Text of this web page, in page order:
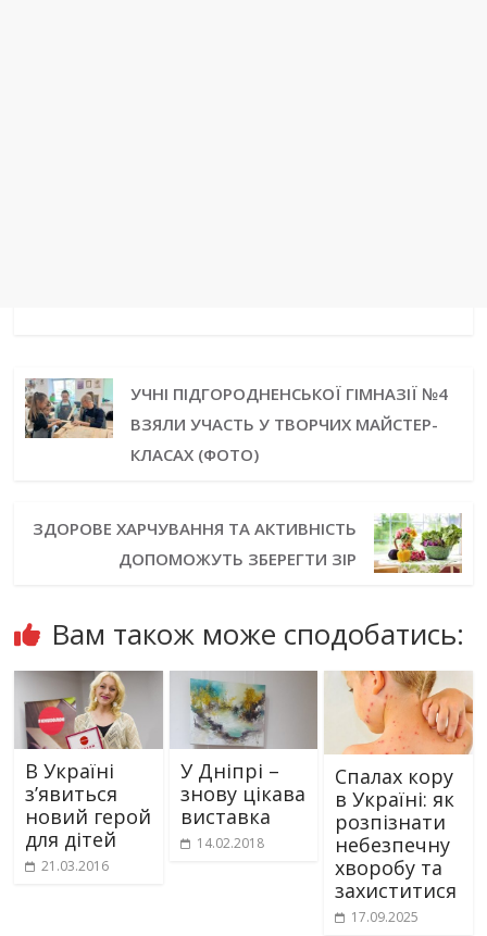
УЧНІ ПІДГОРОДНЕНСЬКОЇ ГІМНАЗІЇ №4
ВЗЯЛИ УЧАСТЬ У ТВОРЧИХ МАЙСТЕР-
КЛАСАХ (ФОТО)
ЗДОРОВЕ ХАРЧУВАННЯ ТА АКТИВНІСТЬ
ДОПОМОЖУТЬ ЗБЕРЕГТИ ЗІР
Вам також може сподобатись:
В Україні
з’явиться
новий герой
для дітей
21.03.2016
У Дніпрі –
знову цікава
виставка
14.02.2018
Спалах кору
в Україні: як
розпізнати
небезпечну
хворобу та
захиститися
17.09.2025